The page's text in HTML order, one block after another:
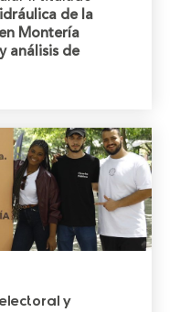
de la
Montería
análisis de
y